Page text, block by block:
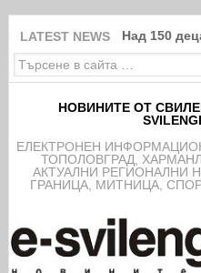
LATEST NEWS Над 150
НОВИНИТЕ ОТ
EЛЕКТРОНЕН
ТОПОЛОВГРАД,
АКТУАЛНИ РЕГИОНАЛНИ
ГРАНИЦА, МИТНИЦА,